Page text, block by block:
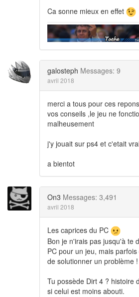
Ca sonne mieux en effet
galosteph Messages: 9
avril 2018
merci a tous pour ces
vos conseils ,le jeu ne
malheusement
j'y jouait sur ps4 et c'etait
a bientot
On3 Messages: 3,491
avril 2018
Les caprices du PC
Bon je n'irais pas jusqu'à te
PC pour un jeu, mais
de solutionner un problème !
Tu possède Dirt 4 ? histoire
si celui est moins abouti.